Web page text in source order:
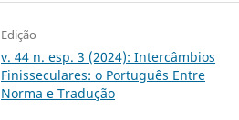
Edição
v. 44 n. esp. 3 (2024): Intercâmbios
Finisseculares: o Português Entre
Norma e Tradução